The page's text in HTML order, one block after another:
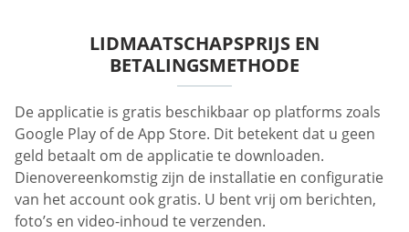
LIDMAATSCHAPSPRIJS EN
BETALINGSMETHODE
De applicatie is gratis beschikbaar op platforms zoals
Google Play of de App Store. Dit betekent dat u geen
geld betaalt om de applicatie te downloaden.
Dienovereenkomstig zijn de installatie en configuratie
van het account ook gratis. U bent vrij om berichten,
foto’s en video-inhoud te verzenden.